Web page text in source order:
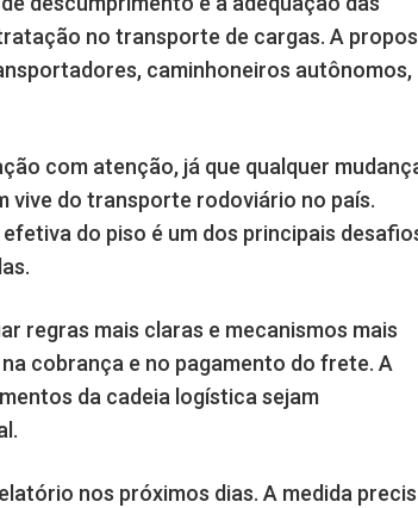
no transporte de cargas. A
caminhoneiros autônomos,
com atenção, já que qualquer
vive do transporte rodoviário no país.
do piso é um dos principais
regras mais claras e mecanismos mais
cobrança e no pagamento do frete. A
da cadeia logística sejam
nos próximos dias. A medida